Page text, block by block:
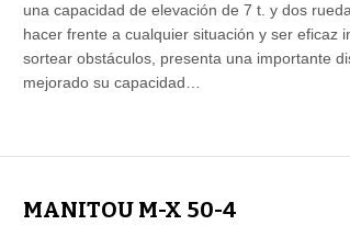
una capacidad de elevación de 7 t. y dos
hacer frente a cualquier situación y ser eficaz
sortear obstáculos, presenta una importante
mejorado su capacidad…
MANITOU M-X 50-4